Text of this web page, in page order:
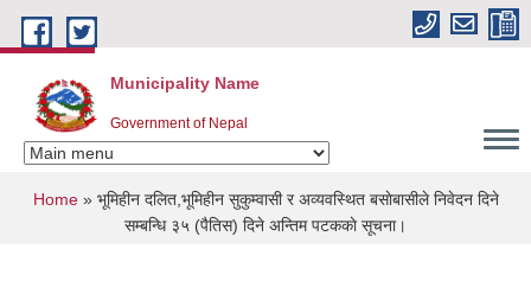
Skip to main content
Municipality Name
Government of Nepal
You are here
Home» भूमिहीन दलित,भूमिहीन सुकुम्वासी र अव्यवस्थित बसाेबासीले निवेदन दिने
सम्बन्धि ३५ (पैतिस) दिने अन्तिम पटककाे सूचना।